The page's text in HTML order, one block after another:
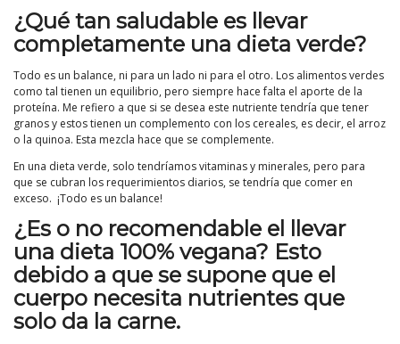
¿Qué tan saludable es llevar
completamente una dieta verde?
Todo es un balance, ni para un lado ni para el otro. Los alimentos verdes
como tal tienen un equilibrio, pero siempre hace falta el aporte de la
proteína. Me refiero a que si se desea este nutriente tendría que tener
granos y estos tienen un complemento con los cereales, es decir, el arroz
o la quinoa. Esta mezcla hace que se complemente.
En una dieta verde, solo tendríamos vitaminas y minerales, pero para
que se cubran los requerimientos diarios, se tendría que comer en
exceso. ¡Todo es un balance!
¿Es o no recomendable el llevar
una dieta 100% vegana? Esto
debido a que se supone que el
cuerpo necesita nutrientes que
solo da la carne.